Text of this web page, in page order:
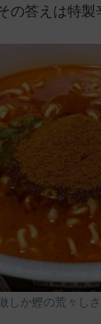
の答えは特製
しか鰹の荒々し